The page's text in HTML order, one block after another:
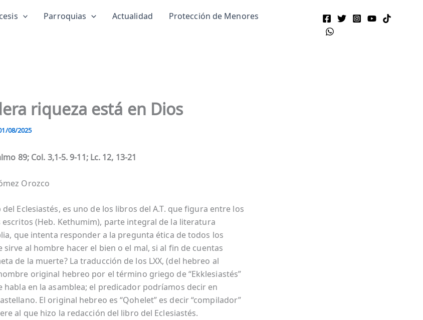
Parroquias Actualidad
Protección de Menores
riqueza está en Dios
08/2025
89; Col. 3,1-5. 9-11; Lc. 12, 13-21
Orozco
del Eclesiastés, es uno de los libros del A.T. que figura entre los
(Heb. Kethumim), parte integral de la literatura
que intenta responder a la pregunta ética de todos los
sirve al hombre hacer el bien o el mal, si al fin de cuentas
de la muerte? La traducción de los LXX, (del hebreo al
original hebreo por el término griego de “Ekklesiastés”
habla en la asamblea; el predicador podríamos decir en
El original hebreo es “Qohelet” es decir “compilador”
al que hizo la redacción del libro del Eclesiastés.